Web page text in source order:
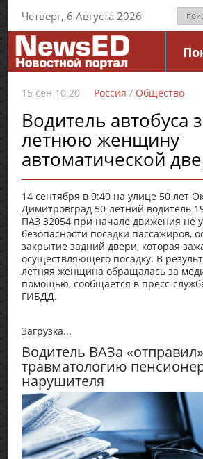
Четверг, 6 Августа 2026
15 сен 10:20 Россия / Общество
Водитель автобуса
летнюю женщину
автоматической
14 сентября в 9:40 на улице 50 лет
Димитровград 50-летний водитель
ПАЗ 32054 при начале движения не
безопасности посадки пассажиров,
закрытие задний двери, которая
осуществляющего посадку. В
летняя женщина обращалась за
помощью, сообщается в пресс-
ГИБДД.
Загрузка...
Водитель ВАЗа
травматологию
нарушителя